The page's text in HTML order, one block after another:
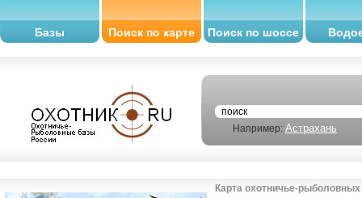
Базы Поиск по карте Поиск по шоссе
Например: Астрахань
Карта охотничье-